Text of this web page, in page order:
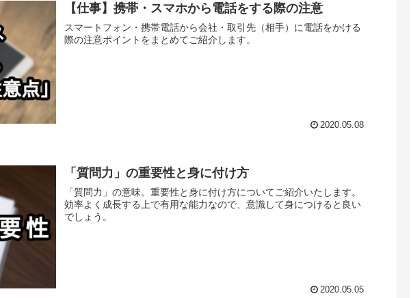
【仕事】携帯・スマホから電話をする際の注意
スマートフォン・携帯電話から会社・取引先（相手）に電話をかける
際の注意ポイントをまとめてご紹介します。
2020.05.08
「質問力」の重要性と身に付け方
「質問力」の意味。重要性と身に付け方についてご紹介いたします。
効率よく成長する上で有用な能力なので、意識して身につけると良い
でしょう。
2020.05.05